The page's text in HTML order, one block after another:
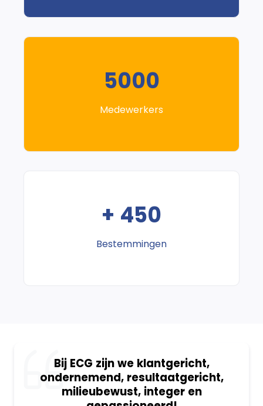
5000
Medewerkers
+ 450
Bestemmingen
Bij ECG zijn we klantgericht,
ondernemend, resultaatgericht,
milieubewust, integer en